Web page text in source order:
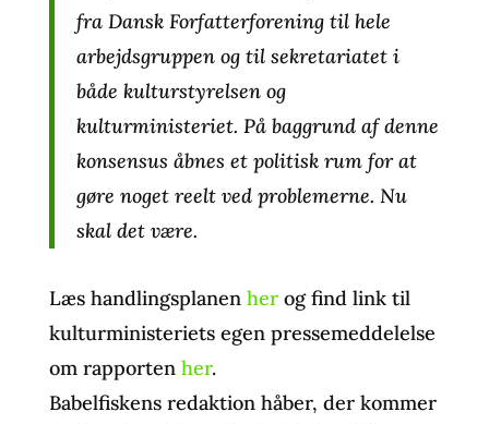
fra Dansk Forfatterforening til hele
arbejdsgruppen og til sekretariatet i
både kulturstyrelsen og
kulturministeriet. På baggrund af denne
konsensus åbnes et politisk rum for at
gøre noget reelt ved problemerne. Nu
skal det være.
Læs handlingsplanen herog find link til
kulturministeriets egen pressemeddelelse
om rapporten her.
Babelfiskens redaktion håber, der kommer